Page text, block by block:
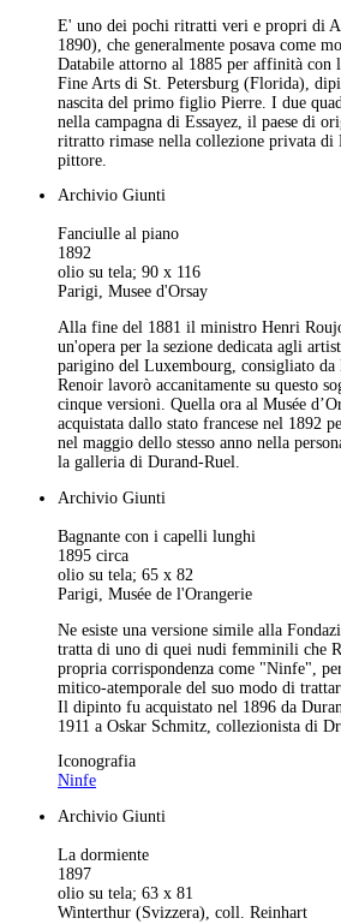
E' uno dei pochi ritratti veri e propri di
1890), che generalmente posava come
Databile attorno al 1885 per affinità con
Fine Arts di St. Petersburg (Florida),
nascita del primo figlio Pierre. I due
nella campagna di Essayez, il paese di
ritratto rimase nella collezione privata
pittore.
Archivio Giunti
Fanciulle al piano
1892
olio su tela; 90 x 116
Parigi, Musee d'Orsay
Alla fine del 1881 il ministro Henri
un'opera per la sezione dedicata agli
parigino del Luxembourg, consigliato da
Renoir lavorò accanitamente su questo
cinque versioni. Quella ora al Musée
acquistata dallo stato francese nel 1892
nel maggio dello stesso anno nella
la galleria di Durand-Ruel.
Archivio Giunti
Bagnante con i capelli lunghi
1895 circa
olio su tela; 65 x 82
Parigi, Musée de l'Orangerie
Ne esiste una versione simile alla
tratta di uno di quei nudi femminili che
propria corrispondenza come "Ninfe",
mitico-atemporale del suo modo di
Il dipinto fu acquistato nel 1896 da
1911 a Oskar Schmitz, collezionista di
Iconografia
Ninfe
Archivio Giunti
La dormiente
1897
olio su tela; 63 x 81
Winterthur (Svizzera), coll. Reinhart